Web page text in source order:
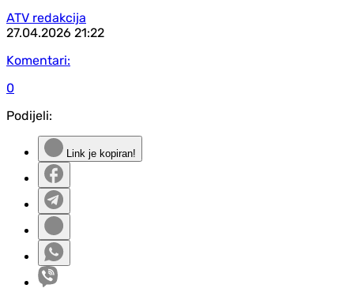
ATV redakcija
27.04.2026 21:22
Komentari:
0
Podijeli:
Link je kopiran!